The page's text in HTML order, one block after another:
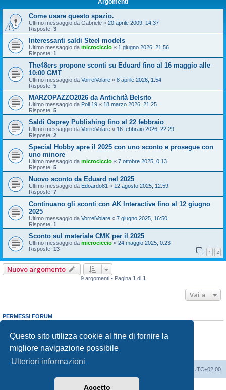
Questo sito utilizza cookie al fine di fornire la
migliore navigazione possibile
Ulteriori informazioni
Accetto
Argomenti
Come usare questo spazio.
Ultimo messaggio da Gabriele « 20 aprile 2009, 14:37
Risposte: 3
Interessanti saldi Steel models
Ultimo messaggio da microciccio « 1 giugno 2026, 21:56
Risposte: 1
The48ers propone sconti su Eduard fino al 16 maggio alle
10:00 GMT
Ultimo messaggio da VorreiVolare « 8 aprile 2026, 1:54
Risposte: 5
MARZOPAZZO2026 da Antichità Belsito
Ultimo messaggio da Poli 19 « 18 marzo 2026, 21:25
Risposte: 5
Saldi Osprey Publishing fino al 22 febbraio
Ultimo messaggio da VorreiVolare « 16 febbraio 2026, 22:29
Risposte: 2
Special Hobby apre il 2025 con uno sconto e prosegue con
uno minore
Ultimo messaggio da microciccio « 7 ottobre 2025, 0:13
Risposte: 5
Nuovo sconto da Eduard nel 2025
Ultimo messaggio da Edoardo81 « 12 agosto 2025, 12:59
Risposte: 7
Continuano gli sconti con AK Interactive fino al 12 giugno
2025
Ultimo messaggio da VorreiVolare « 7 giugno 2025, 16:50
Risposte: 1
Sconto sul materiale CMK per il 2025
Ultimo messaggio da microciccio « 24 maggio 2025, 0:23
Risposte: 13 1 2
Nuovo argomento
9 argomenti • Pagina 1 di 1
Vai a
PERMESSI FORUM
Non puoirispondere negli argomenti
Non puoimodificare i tuoi messaggi
Non puoicancellare i tuoi messaggi
Non puoi
inviare allegati
UTC+02:00
phpBB® Forum Software © phpBB Limited